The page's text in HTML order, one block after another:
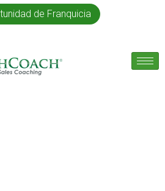
de Franquicia